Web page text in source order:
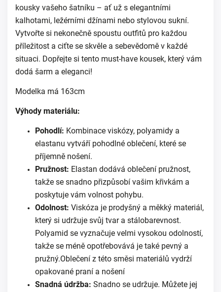
kousky vašeho šatníku – ať už s elegantními
kalhotami, ležérními džínami nebo stylovou sukní.
Vytvořte si nekonečně spoustu outfitů pro každou
příležitost a ciťte se skvěle a sebevědomě v každé
situaci. Dopřejte si tento must-have kousek, který vám
dodá šarm a eleganci!
Modelka má 163cm
Výhody materiálu:
Pohodlí: Kombinace viskózy, polyamidy a
elastanu vytváří pohodlné oblečení, které se
příjemně nošení.
Pružnost: Elastan dodává oblečení pružnost,
takže se snadno přizpůsobí vašim křivkám a
poskytuje vám volnost pohybu.
Odolnost: Viskóza je prodyšný a měkký materiál,
který si udržuje svůj tvar a stálobarevnost.
Polyamid se vyznačuje velmi vysokou odolností,
takže se méně opotřebovává je také pevný a
pružný.Oblečení z této směsi materiálů vydrží
opakované praní a nošení
Snadná údržba: Snadno se udržuje. Můžete jej